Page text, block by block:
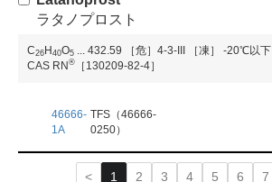
ラタノプロスト
C26H40O5 432.59 ［危］4-3-III
［凍］ -20℃以下
CAS RN® ［130209-82-4］
46666-
1A
TFS（46666-
0250）
1 2 3 4 5 6 7